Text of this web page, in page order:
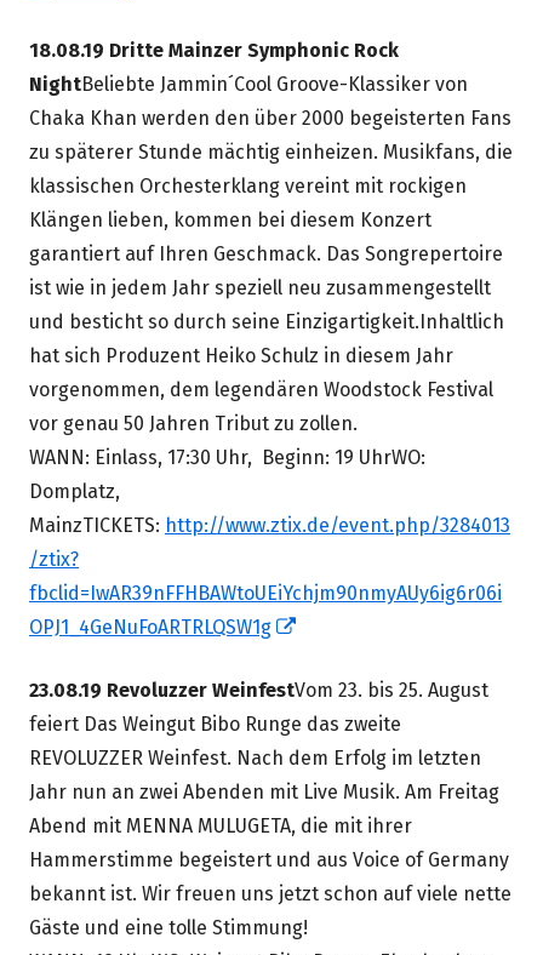
Fenster
öffnen
18.08.19 Dritte Mainzer Symphonic Rock
NightBeliebte Jammin´Cool Groove-Klassiker von
Chaka Khan werden den über 2000 begeisterten Fans
zu späterer Stunde mächtig einheizen. Musikfans, die
klassischen Orchesterklang vereint mit rockigen
Klängen lieben, kommen bei diesem Konzert
garantiert auf Ihren Geschmack. Das Songrepertoire
ist wie in jedem Jahr speziell neu zusammengestellt
und besticht so durch seine Einzigartigkeit.Inhaltlich
hat sich Produzent Heiko Schulz in diesem Jahr
vorgenommen, dem legendären Woodstock Festival
vor genau 50 Jahren Tribut zu zollen.
WANN: Einlass, 17:30 Uhr, Beginn: 19 UhrWO:
Domplatz,
MainzTICKETS: http://www.ztix.de/event.php/3284013
/ztix?
fbclid=IwAR39nFFHBAWtoUEiYchjm90nmyAUy6ig6r06i
OPJ1_4GeNuFoARTRLQSW1g
Fenster
öffnen
23.08.19 Revoluzzer WeinfestVom 23. bis 25. August
feiert Das Weingut Bibo Runge das zweite
REVOLUZZER Weinfest. Nach dem Erfolg im letzten
Jahr nun an zwei Abenden mit Live Musik. Am Freitag
Abend mit MENNA MULUGETA, die mit ihrer
Hammerstimme begeistert und aus Voice of Germany
bekannt ist. Wir freuen uns jetzt schon auf viele nette
Gäste und eine tolle Stimmung!